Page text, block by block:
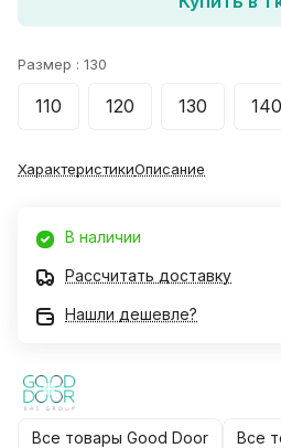
Размер : 130
110 120 130 140
ХарактеристикиОписание
В наличии
Рассчитать доставку
Нашли дешевле?
Все товары Good Door Все